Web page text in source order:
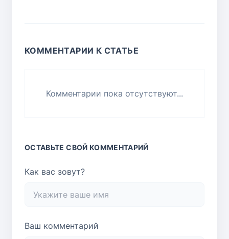
КОММЕНТАРИИ К СТАТЬЕ
Комментарии пока отсутствуют...
ОСТАВЬТЕ СВОЙ КОММЕНТАРИЙ
Как вас зовут?
Ваш комментарий